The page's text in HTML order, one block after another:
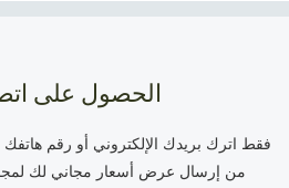
الحصول على
فقط اترك بريدك الإلكتروني أو رقم
من إرسال عرض أسعار مجاني لك